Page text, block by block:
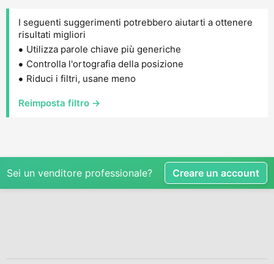
I seguenti suggerimenti potrebbero aiutarti a ottenere
risultati migliori
Utilizza parole chiave più generiche
Controlla l'ortografia della posizione
Riduci i filtri, usane meno
Reimposta filtro →
Sei un venditore professionale? Creare un account